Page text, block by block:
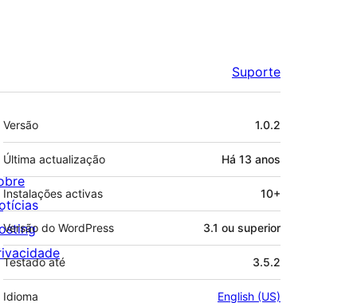
Suporte
Metadados
Versão 1.0.2
Última actualização Há 13 anos
Instalações activas 10+
Versão do WordPress 3.1 ou superior
Testado até 3.5.2
Idioma English (US)